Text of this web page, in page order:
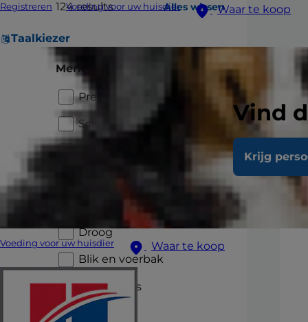
Registreren Voeding voor uw huisdier Waar te koop
Taalkiezer
Vind
Krijg
Voeding voor uw huisdier Waar te koop
124 results Alles wissen
Merk
Prescription Diet
Science Plan
Type product
Droog
Blik en voerbak
Stoofpotjes